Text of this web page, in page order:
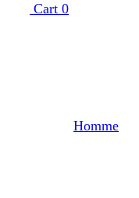
Cart 0
Homme